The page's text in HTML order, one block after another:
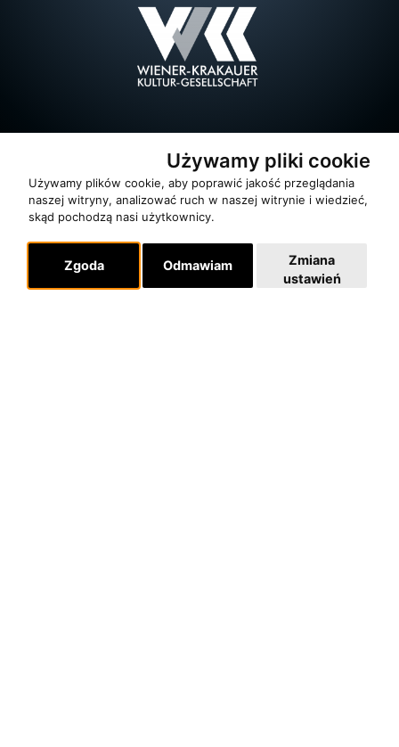
Używamy pliki cookie
Używamy plików cookie, aby poprawić jakość przeglądania
naszej witryny, analizować ruch w naszej witrynie i wiedzieć,
skąd pochodzą nasi użytkownicy.
Zgoda Odmawiam
Zmiana
ustawień
O zespole